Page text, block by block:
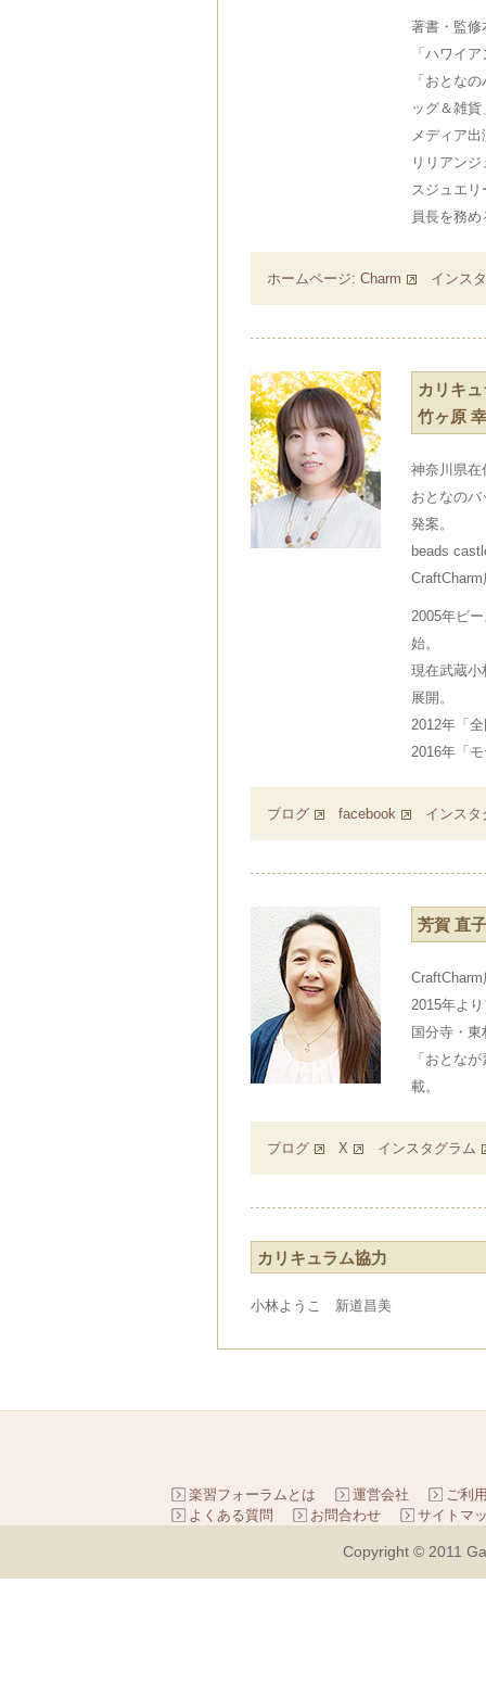
著書・監修
「ハワイ
「おとな
ッグ＆雑
メディア
リリアン
スジュエ
員長を務め
ホームページ: Charm インス
カリキ
竹ヶ原
神奈川県在
おとなの
発案。
beads
2005年ビ
始。
現在武蔵小
展開。
2012年「
2016年「
ブログ facebook インスタ
芳賀 直子
CraftCharm
2015年よ
国分寺・
「おとな
載。
ブログ X インスタグラム
カリキュラム協力
小林ようこ 新道昌美
楽習フォーラムとは 運営会社
ご利
よくある質問
お問合わせ サイトマ
Copyright © 2011